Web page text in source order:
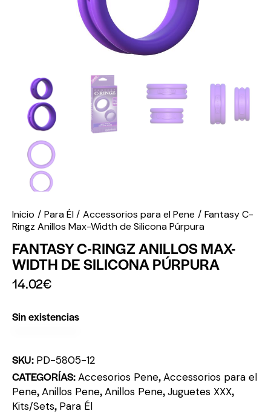
Inicio Para Él Accessorios para el Pene
Fantasy C-
Ringz Anillos Max-Width de Silicona Púrpura
FANTASY C-RINGZ ANILLOS MAX-
WIDTH DE SILICONA PÚRPURA
14.02€
Sin existencias
SKU: PD-5805-12
CATEGORÍAS:Accesorios Pene,Accessorios para el
Pene,Anillos Pene,Anillos Pene,Juguetes XXX,
Kits/Sets, Para Él